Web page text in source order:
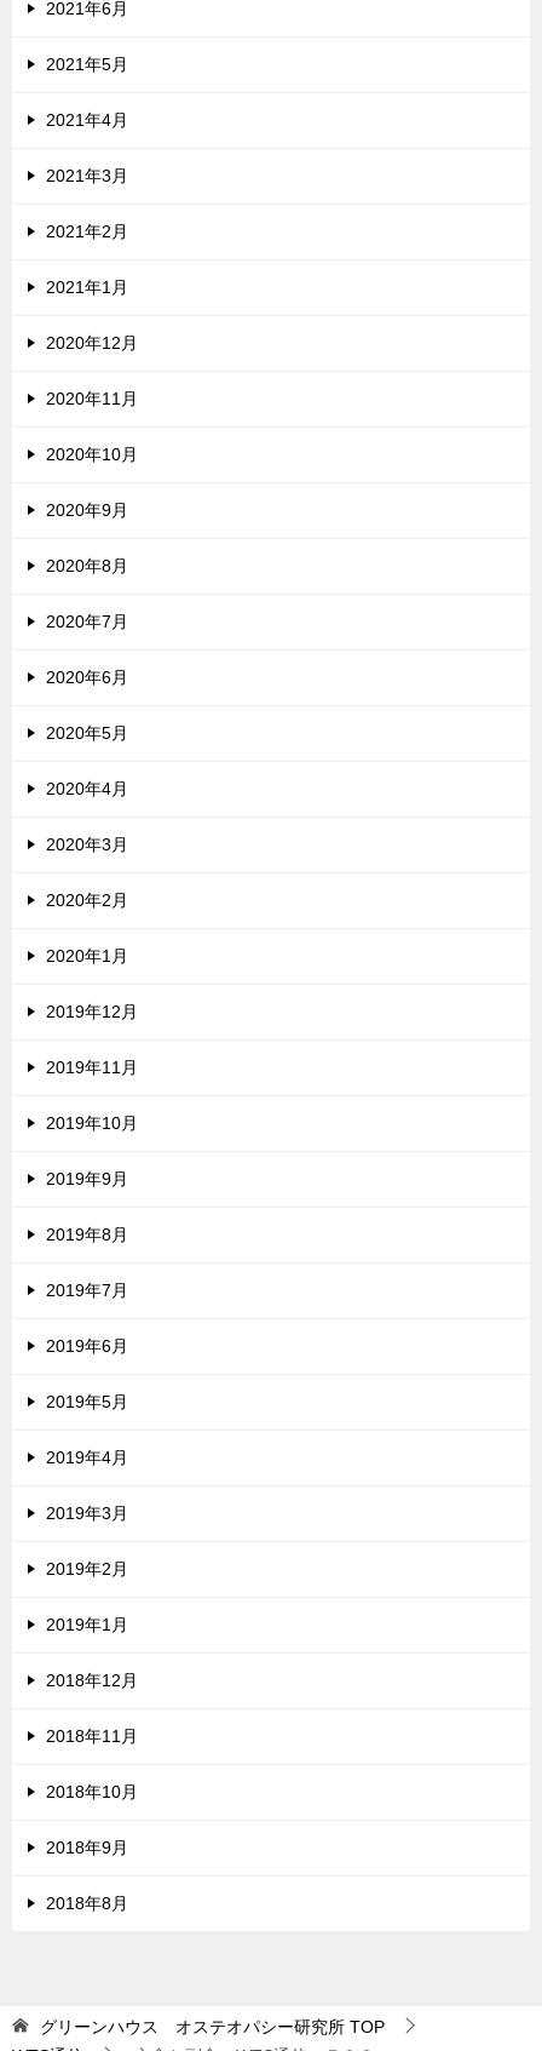
2021年6月
2021年5月
2021年4月
2021年3月
2021年2月
2021年1月
2020年12月
2020年11月
2020年10月
2020年9月
2020年8月
2020年7月
2020年6月
2020年5月
2020年4月
2020年3月
2020年2月
2020年1月
2019年12月
2019年11月
2019年10月
2019年9月
2019年8月
2019年7月
2019年6月
2019年5月
2019年4月
2019年3月
2019年2月
2019年1月
2018年12月
2018年11月
2018年10月
2018年9月
2018年8月
グリーンハウス オステオパシー研究所 TOP